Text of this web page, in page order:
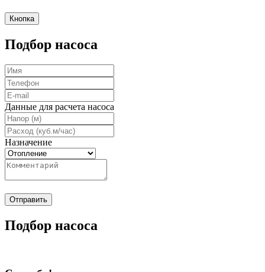
Кнопка
Подбор насоса
Данные для расчета насоса
Назначение
Отправить
Подбор насоса